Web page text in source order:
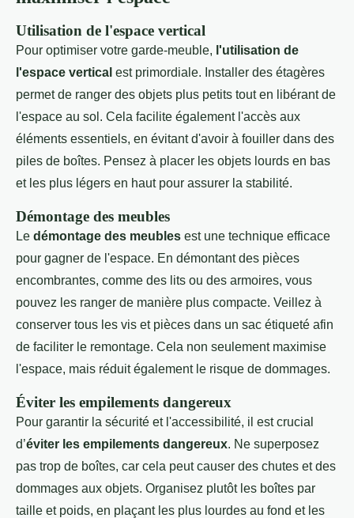
Utilisation de l'espace vertical
Pour optimiser votre garde-meuble, l'utilisation de
l'espace vertical est primordiale. Installer des étagères
permet de ranger des objets plus petits tout en libérant de
l'espace au sol. Cela facilite également l'accès aux
éléments essentiels, en évitant d'avoir à fouiller dans des
piles de boîtes. Pensez à placer les objets lourds en bas
et les plus légers en haut pour assurer la stabilité.
Démontage des meubles
Le démontage des meubles est une technique efficace
pour gagner de l'espace. En démontant des pièces
encombrantes, comme des lits ou des armoires, vous
pouvez les ranger de manière plus compacte. Veillez à
conserver tous les vis et pièces dans un sac étiqueté afin
de faciliter le remontage. Cela non seulement maximise
l'espace, mais réduit également le risque de dommages.
Éviter les empilements dangereux
Pour garantir la sécurité et l'accessibilité, il est crucial
d’éviter les empilements dangereux. Ne superposez
pas trop de boîtes, car cela peut causer des chutes et des
dommages aux objets. Organisez plutôt les boîtes par
taille et poids, en plaçant les plus lourdes au fond et les